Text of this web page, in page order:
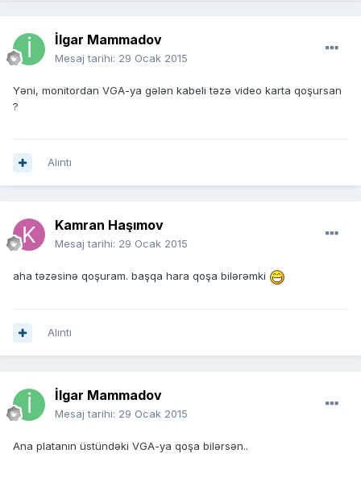
İlgar Mammadov
Mesaj tarihi: 29 Ocak 2015
Yəni, monitordan VGA-ya gələn kabeli təzə video karta qoşursan
?
Alıntı
Kamran Haşımov
Mesaj tarihi: 29 Ocak 2015
aha təzəsinə qoşuram. başqa hara qoşa bilərəmki
Alıntı
İlgar Mammadov
Mesaj tarihi: 29 Ocak 2015
Ana platanın üstündəki VGA-ya qoşa bilərsən..